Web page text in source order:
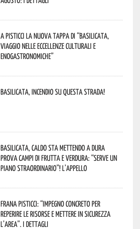
A Pisticci la nuova tappa di “Basilicata,
viaggio nelle eccellenze culturali e
enogastronomiche”
Basilicata, incendio su questa strada!
Basilicata, caldo sta mettendo a dura
prova campi di frutta e verdura: “Serve un
piano straordinario”! L’appello
Frana Pisticci: “Impegno concreto per
reperire le risorse e mettere in sicurezza
l’area”. I dettagli